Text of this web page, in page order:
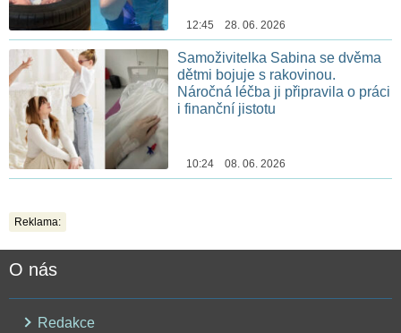
12:45 28. 06. 2026
Samoživitelka Sabina se dvěma
dětmi bojuje s rakovinou.
Náročná léčba ji připravila o práci
i finanční jistotu
10:24 08. 06. 2026
Reklama:
O nás
Redakce